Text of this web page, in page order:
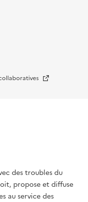
Nouvelle fenêtre
des troubles du
propose et diffuse
au service des